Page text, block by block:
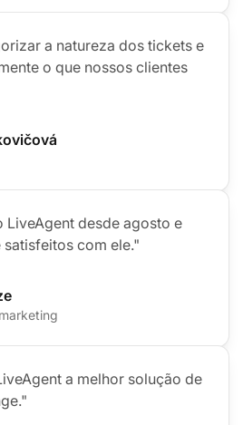
a natureza dos tickets e
o que nossos clientes
LiveAgent desde agosto e
com ele."
a melhor solução de